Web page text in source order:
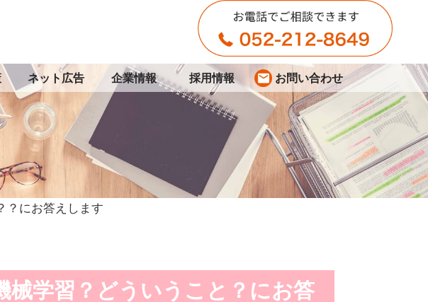
ネット広告 企業情報 採用情報 お問い合わせ
？にお答えします
学習？どういうこと？にお答